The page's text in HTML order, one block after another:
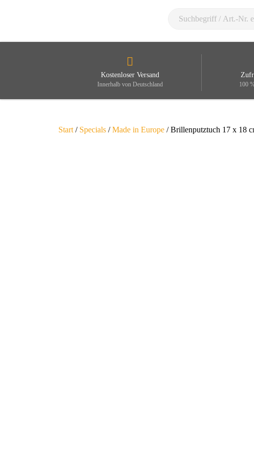
Kostenloser Versand
Innerhalb von Deutschland 100
Start / Specials /Made in Europe / Brillenputztuch 17 x 18